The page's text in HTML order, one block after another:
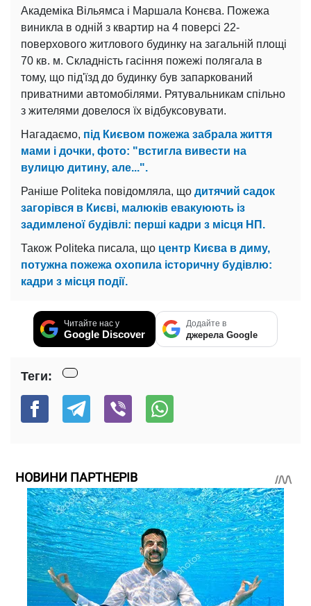
Академіка Вільямса і Маршала Конєва. Пожежа
виникла в одній з квартир на 4 поверсі 22-
поверхового житлового будинку на загальній площі
70 кв. м. Складність гасіння пожежі полягала в
тому, що під'їзд до будинку був запаркований
приватними автомобілями. Рятувальникам спільно
з жителями довелося їх відбуксовувати.
Нагадаємо, під Києвом пожежа забрала життя
мами і дочки, фото: "встигла вивести на
вулицю дитину, але...".
Раніше Politeka повідомляла, що дитячий садок
загорівся в Києві, малюків евакуюють із
задимленої будівлі: перші кадри з місця НП.
Також Politeka писала, що центр Києва в диму,
потужна пожежа охопила історичну будівлю:
кадри з місця події.
Читайте нас у
Google Discover
Додайте в
джерела Google
Теги:
НОВИНИ ПАРТНЕРІВ